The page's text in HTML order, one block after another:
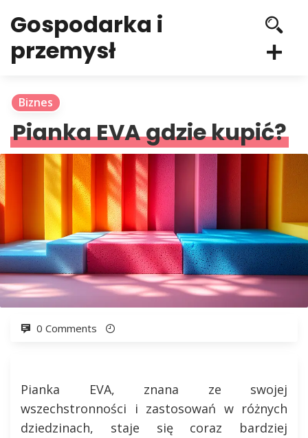
Gospodarka i
przemysł
Biznes
Pianka EVA gdzie kupić?
0 Comments
Pianka EVA, znana ze swojej
wszechstronności i zastosowań w różnych
dziedzinach, staje się coraz bardziej